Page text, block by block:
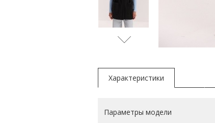
Характеристики
Параметры модели